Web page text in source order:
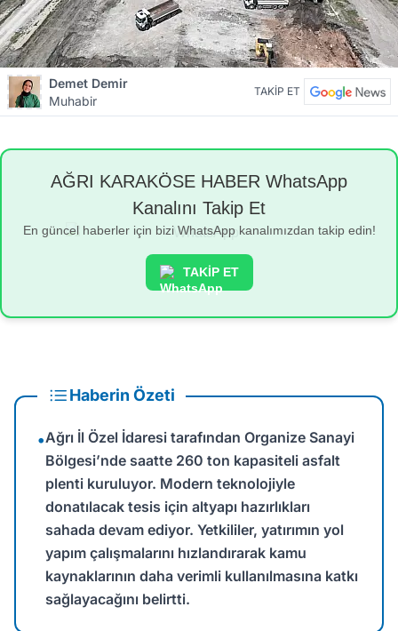
Demet Demir
Muhabir
TAKİP ET
AĞRI KARAKÖSE HABER WhatsApp
Kanalını Takip Et
En güncel haberler için bizi WhatsApp kanalımızdan takip edin!
TAKİP ET
Haberin Özeti
•Ağrı İl Özel İdaresi tarafından Organize Sanayi
Bölgesi’nde saatte 260 ton kapasiteli asfalt
plenti kuruluyor. Modern teknolojiyle
donatılacak tesis için altyapı hazırlıkları
sahada devam ediyor. Yetkililer, yatırımın yol
yapım çalışmalarını hızlandırarak kamu
kaynaklarının daha verimli kullanılmasına katkı
sağlayacağını belirtti.